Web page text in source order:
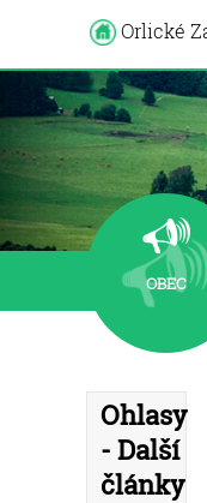
Orlické
OBEC
Ohlasy
- Další
články